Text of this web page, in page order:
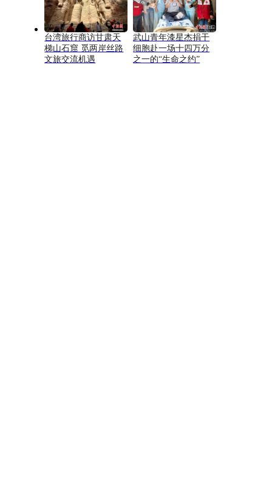
台湾旅行商访甘肃天
梯山石窟 觅两岸丝路
文旅交流机遇
武山青年漆星杰捐干
细胞赴一场十四万分
之一的“生命之约”